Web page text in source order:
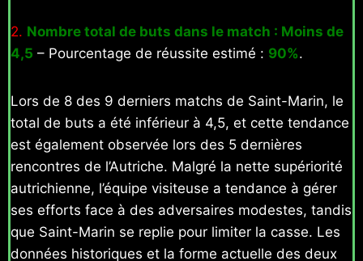
2. Nombre total de buts dans le match : Moins de
4,5 – Pourcentage de réussite estimé : 90%.
Lors de 8 des 9 derniers matchs de Saint-Marin, le
total de buts a été inférieur à 4,5, et cette tendance
est également observée lors des 5 dernières
rencontres de l’Autriche. Malgré la nette supériorité
autrichienne, l’équipe visiteuse a tendance à gérer
ses efforts face à des adversaires modestes, tandis
que Saint-Marin se replie pour limiter la casse. Les
données historiques et la forme actuelle des deux